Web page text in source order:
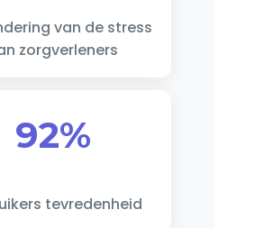
van de stress
zorgverleners
92%
tevredenheid